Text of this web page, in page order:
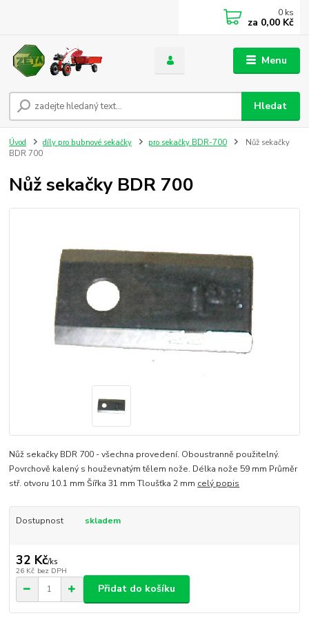
Menu
Hledat
0 ks
za 0,00 Kč
Úvod díly pro bubnové sekačky pro sekačky BDR-700
Nůž sekačky
BDR 700
Nůž sekačky BDR 700
Nůž sekačky BDR 700 - všechna provedení. Oboustranně použitelný.
Povrchově kalený s houževnatým tělem nože. Délka nože 59 mm Průměr
stř. otvoru 10.1 mm Šířka 31 mm Tloušťka 2 mm celý popis
Dostupnost skladem
32 Kč/ks
26 Kč bez DPH
Přidat do košíku